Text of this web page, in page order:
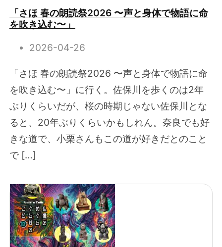
「さほ 春の朗読祭2026 〜声と身体で物語に命
を吹き込む〜」
2026-04-26
「さほ 春の朗読祭2026 〜声と身体で物語に命
を吹き込む〜」に行く。佐保川を歩くのは2年
ぶりくらいだが、桜の時期じゃない佐保川とな
ると、20年ぶりくらいかもしれん。奈良でも好
きな道で、小栗さんもこの道が好きだとのこと
で […]